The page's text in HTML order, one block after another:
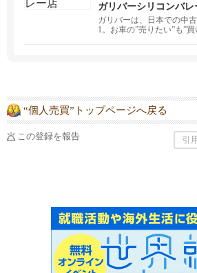
ガリバーシリコンバレ
ガリバーは、日本での中
1。お車の”売りたい”も”
“個人売買”トップページへ戻る
この登録を報告 引